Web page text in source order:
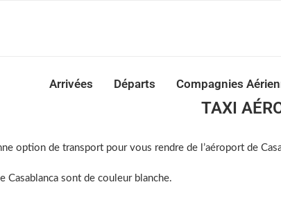
Arrivées Départs Compagnies
TAXI
option de transport pour vous rendre de l’aéroport de
Casablanca sont de couleur blanche.